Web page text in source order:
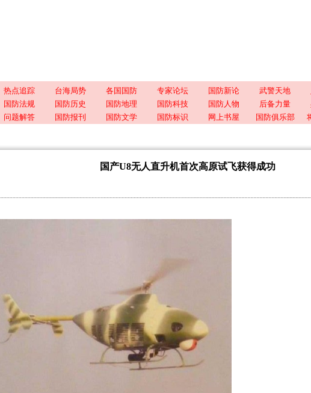
热点追踪 台海局势 各国国防 专家论坛 国防新论 武警天地
国防法规 国防历史 国防地理 国防科技 国防人物 后备力量
问题解答 国防报刊 国防文学 国防标识 网上书屋 国防俱乐部
国产U8无人直升机首次高原试飞获得成功